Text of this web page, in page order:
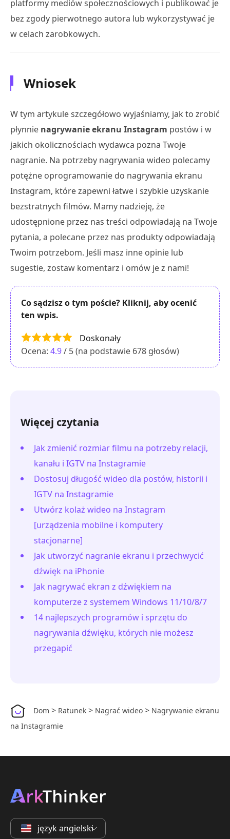
platformy mediów społecznościowych i publikować je
bez zgody pierwotnego autora lub wykorzystywać je
w celach zarobkowych.
Wniosek
W tym artykule szczegółowo wyjaśniamy, jak to zrobić
płynnie nagrywanie ekranu Instagram postów i w
jakich okolicznościach wydawca pozna Twoje
nagranie. Na potrzeby nagrywania wideo polecamy
potężne oprogramowanie do nagrywania ekranu
Instagram, które zapewni łatwe i szybkie uzyskanie
bezstratnych filmów. Mamy nadzieję, że
udostępnione przez nas treści odpowiadają na Twoje
pytania, a polecane przez nas produkty odpowiadają
Twoim potrzebom. Jeśli masz inne opinie lub
sugestie, zostaw komentarz i omów je z nami!
Co sądzisz o tym poście? Kliknij, aby ocenić
ten wpis.
Doskonały
Ocena: 4.9/ 5 (na podstawie 678 głosów)
Więcej czytania
Jak zmienić rozmiar filmu na potrzeby relacji,
kanału i IGTV na Instagramie
Dostosuj długość wideo dla postów, historii i
IGTV na Instagramie
Utwórz kolaż wideo na Instagram
[urządzenia mobilne i komputery
stacjonarne]
Jak utworzyć nagranie ekranu i przechwycić
dźwięk na iPhonie
Jak nagrywać ekran z dźwiękiem na
komputerze z systemem Windows 11/10/8/7
14 najlepszych programów i sprzętu do
nagrywania dźwięku, których nie możesz
przegapić
Dom > Ratunek > Nagrać wideo > Nagrywanie ekranu
na Instagramie
język angielski